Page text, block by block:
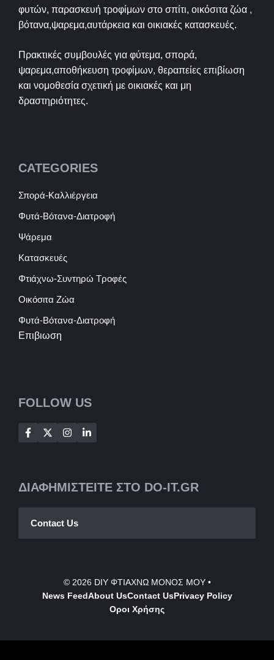
φυτών, παρασκευή τροφίμων στο σπίτι, οικόσιτα ζώα ,
βότανα,ψαρεμα,αυτάρκεια και οικιακές κατασκευές.
Πρακτικές συμβουλές για φύτεμα, σπορά,
ψαρεμα,αποθήκευση τροφίμων, θεραπείες επιβίωση
και νομοθεσία σχετική με οικιακές και μη
δραστηριότητες.
CATEGORIES
Σπορά-Καλλιέργεια
Φυτά-Βότανα-Διατροφή
Ψάρεμα
Κατασκευές
Φτιάχνω-Συντηρώ Τροφές
Οικόσιτα Ζώα
Φυτά-Βότανα-Διατροφή
Επιβιωση
FOLLOW US
ΔΙΑΦΗΜΙΣΤΕΙΤΕ ΣΤΟ DO-IT.GR
Contact Us
© 2026 DIY ΦΤΙΑΧΝΩ ΜΟΝΟΣ ΜΟΥ•
News FeedAbout UsContactUsPrivacy Policy
Οροι Χρήσης